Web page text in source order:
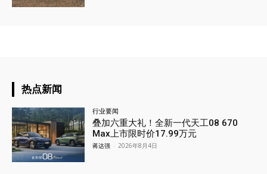
热点新闻
行业要闻
叠加六重大礼！全新一代天工08 670
Max上市限时价17.99万元
蒋达强 - 2026年8月4日